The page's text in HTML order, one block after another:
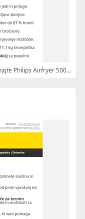
Popolni obroki z dvojno košaro in paro – spoznajte Philips Airfryer 5000 😉